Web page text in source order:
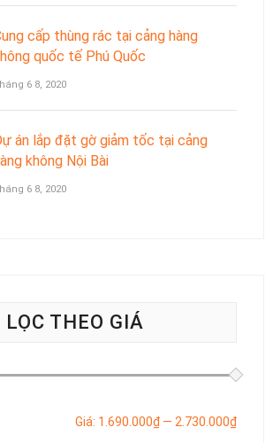
cấp thùng rác tại cảng hàng
quốc tế Phú Quốc
6 8, 2020
án lắp đặt gờ giảm tốc tại cảng
không Nội Bài
6 8, 2020
LỌC THEO GIÁ
Giá
Giá
Giá: 1.690.000₫ — 2.730.000₫